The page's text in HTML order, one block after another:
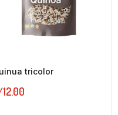
tricolor
12.00